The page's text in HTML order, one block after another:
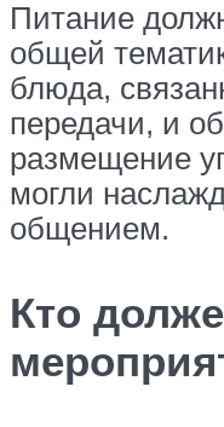
Питание
общей
блюда,
передачи, и
размещение
могли
общением.
Кто